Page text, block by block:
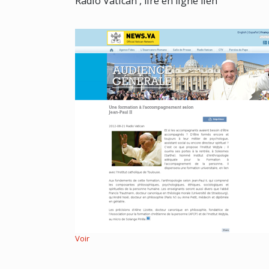
Voir